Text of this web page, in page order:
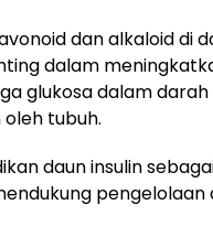
dan alkaloid di
dalam
glukosa dalam
tubuh.
daun insulin
pengelolaan